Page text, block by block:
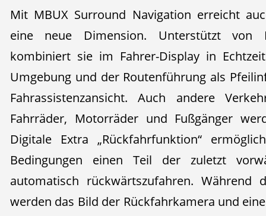
Mit MBUX Surround Navigation erreicht
eine neue Dimension. Unterstützt von
kombiniert sie im Fahrer-Display in
Umgebung und der Routenführung als
Fahrassistenzansicht. Auch andere
Fahrräder, Motorräder und Fußgänger
Digitale Extra „Rückfahrfunktion“
Bedingungen einen Teil der zuletzt
automatisch rückwärtszufahren. Während
werden das Bild der Rückfahrkamera und